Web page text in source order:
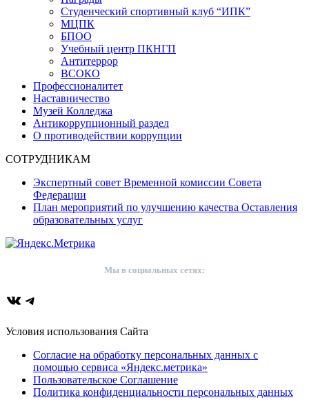
Студенческий спортивный клуб “ИПК”
МЦПК
БПОО
Учебный центр ПКНГП
Антитеррор
ВСОКО
Профессионалитет
Наставничество
Музей Колледжа
Антикоррупционный раздел
О противодействии коррупции
СОТРУДНИКАМ
Экспертный совет Временной комиссии Совета
Федерации
План мероприятий по улучшению качества Оставления
образовательных услуг
Мы в социальных сетях:
ВКонтакте
Telegram
Условия использования Сайта
Согласие на обработку персональных данных с
помощью сервиса «Яндекс.метрика»
Пользовательское Соглашение
Политика конфиденциальности персональных данных